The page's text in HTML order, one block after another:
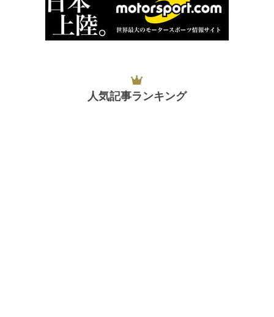
人気記事ランキング